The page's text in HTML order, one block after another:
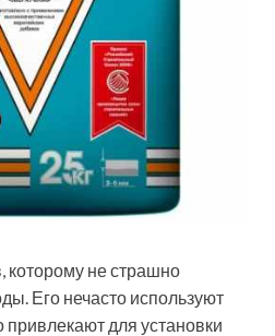
которому не страшно
Его нечасто используют
для установки